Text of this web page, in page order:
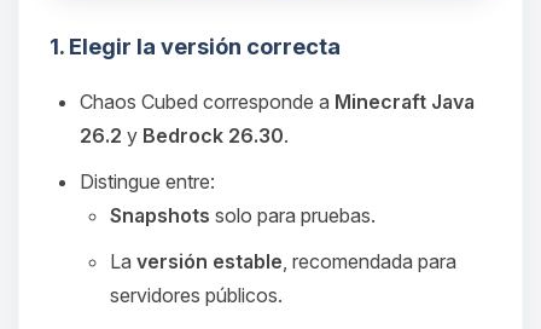
1. Elegir la versión correcta
Chaos Cubed corresponde a Minecraft Java
26.2 y Bedrock 26.30.
Distingue entre:
Snapshots solo para pruebas.
La versión estable , recomendada para
servidores públicos.